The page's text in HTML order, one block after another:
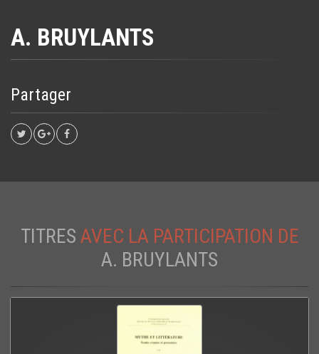
A. BRUYLANTS
Partager
TITRES AVEC LA PARTICIPATION DE
A. BRUYLANTS